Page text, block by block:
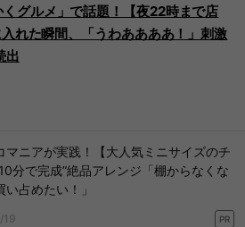
くグルメ」で話題！【夜22時まで店
れた瞬間、「うわああああ！」刺激
出
マニアが実践！【大人気ミニサイズのチ
分で完成”絶品アレンジ「棚からなくな
い占めたい！」
19 PR